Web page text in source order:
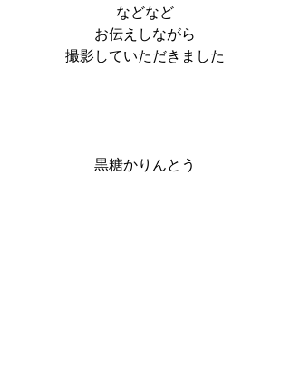
などなど
お伝えしながら
撮影していただきました
黒糖かりんとう